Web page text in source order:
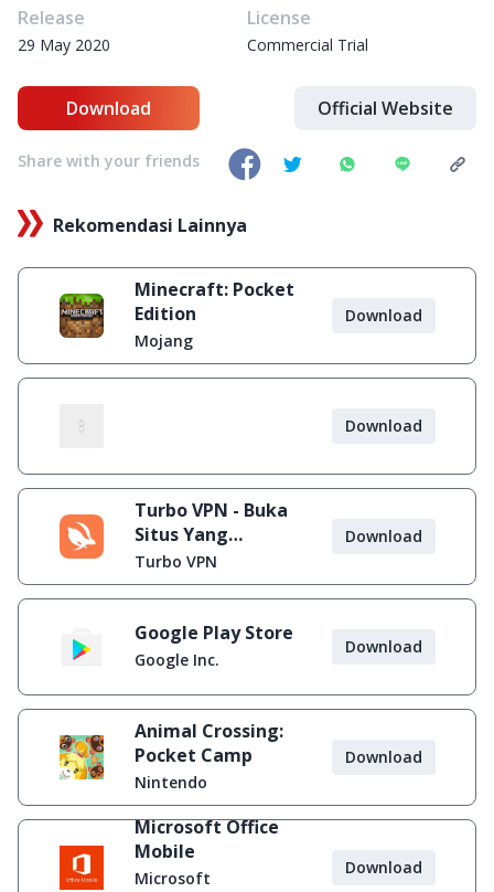
Release
29 May 2020
License
Commercial Trial
Download Official Website
Share with your friends
Rekomendasi Lainnya
Minecraft: Pocket
Edition
Mojang
Download
Download
Turbo VPN - Buka
Situs Yang
Diblokir
Turbo VPN
Download
Google Play Store
Google Inc.
Download
Animal Crossing:
Pocket Camp
Nintendo
Download
Microsoft Office
Mobile
Microsoft
Download